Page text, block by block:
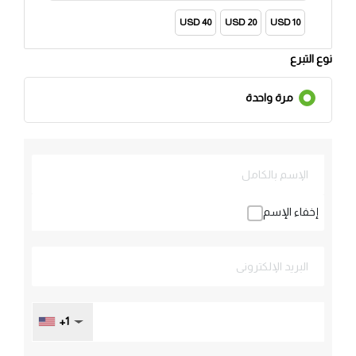
10 USD
20 USD
40 USD
نوع التبرع
مرة واحدة
إخفاء الإسم
+1